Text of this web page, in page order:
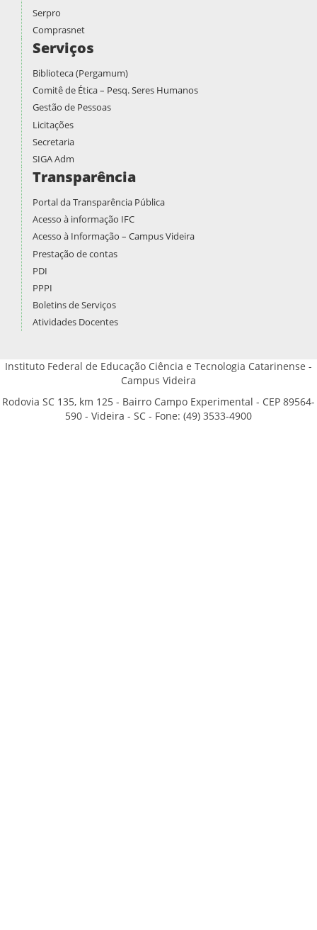
Serpro
Comprasnet
Serviços
Biblioteca (Pergamum)
Comitê de Ética – Pesq. Seres Humanos
Gestão de Pessoas
Licitações
Secretaria
SIGA Adm
Transparência
Portal da Transparência Pública
Acesso à informação IFC
Acesso à Informação – Campus Videira
Prestação de contas
PDI
PPPI
Boletins de Serviços
Atividades Docentes
Instituto Federal de Educação Ciência e Tecnologia Catarinense -
Campus Videira
Rodovia SC 135, km 125 - Bairro Campo Experimental - CEP 89564-
590 - Videira - SC - Fone: (49) 3533-4900